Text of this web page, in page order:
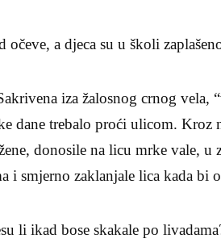
očeve, a djeca su u školi
iza žalosnog crnog vela,
dane trebalo proći ulicom. Kroz
donosile na licu mrke vale, u
i smjerno zaklanjale lica kada bi
li ikad bose skakale po